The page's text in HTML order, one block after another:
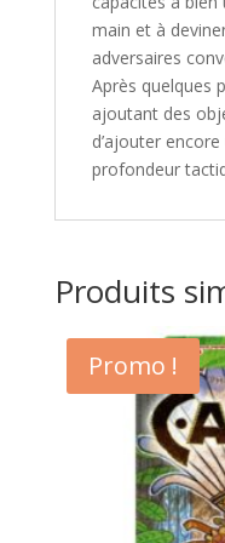
main et à
adversaires
Après quelques
ajoutant des
d’ajouter
profondeur
Produits
Promo !